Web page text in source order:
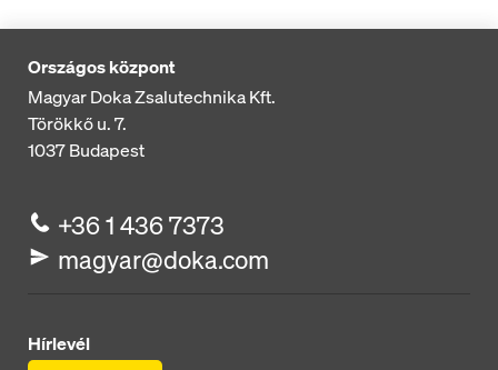
Országos központ
Magyar Doka Zsalutechnika Kft.
Törökkő u. 7.
1037Budapest
+36 1 436 7373
magyar@doka.com
Hírlevél